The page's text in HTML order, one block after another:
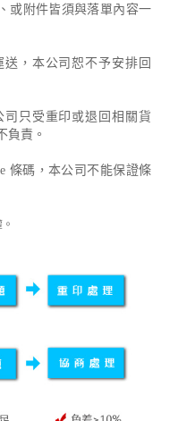
或附件皆須與落單內容一
，本公司恕不予安排回
只受重印或退回相關貨
負責。
條碼，本公司不能保證條